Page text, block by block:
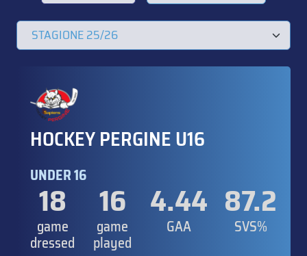
HOCKEY PERGINE U16
UNDER 16
18
game
dressed
16
game
played
4.44
GAA
87.2
SVS%